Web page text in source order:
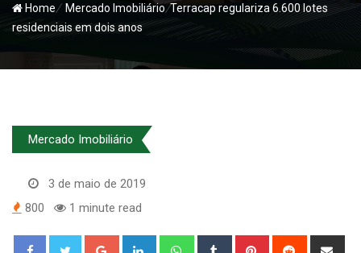
Home/Mercado Imobiliário/Terracap regulariza 6.600 lotes
residenciais em dois anos
Mercado Imobiliário
3 de maio de 2019
800
1 minute read
Google+ LinkedIn WhatsappTumblr Pinterest Reddit